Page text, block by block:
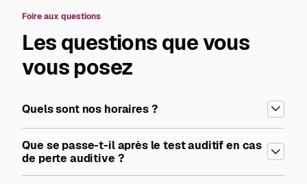
Foire aux questions
Les questions que vous
vous posez
Quels sont nos horaires ?
Que se passe-t-il après le test auditif en cas
de perte auditive ?